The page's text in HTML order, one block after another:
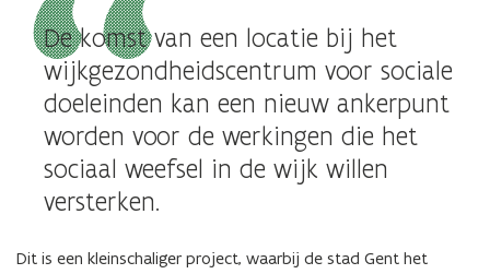
een
vergrote
weergave)
De komst van een locatie bij het
wijkgezondheidscentrum voor sociale
doeleinden kan een nieuw ankerpunt
worden voor de werkingen die het
sociaal weefsel in de wijk willen
versterken.
Dit is een kleinschaliger project, waarbij de stad Gent het